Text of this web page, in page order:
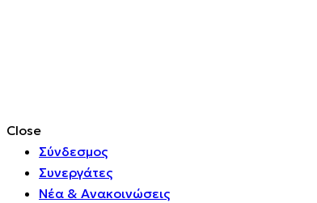
Close
Σύνδεσμος
Συνεργάτες
Νέα & Ανακοινώσεις